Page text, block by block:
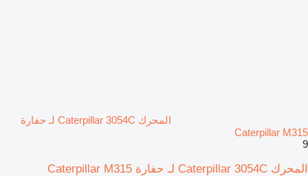
المحرك Caterpillar 3054C لـ حفارة
Caterpillar M315
9
المحرك Caterpillar 3054C لـ حفارة Caterpillar M315